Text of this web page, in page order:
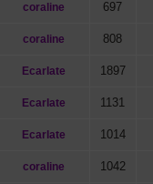
coraline 697
coraline 808
Ecarlate 1897
Ecarlate 1131
Ecarlate 1014
coraline 1042